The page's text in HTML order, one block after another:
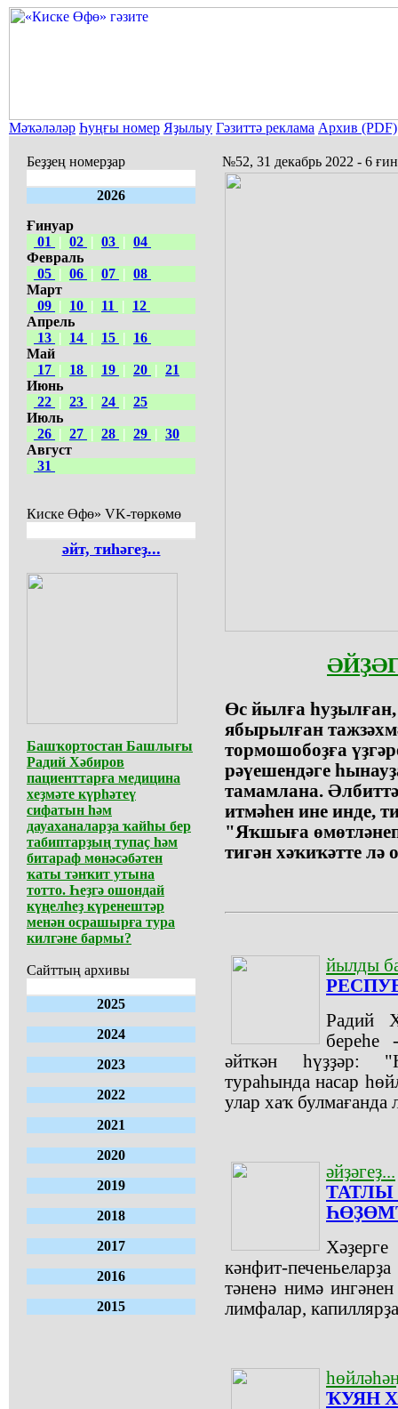
Мәҡәләләр Һуңғы номер Яҙылыу Гәзиттә реклама Архив (PDF)
Беҙҙең номерҙар
2026
Ғинуар
01
| 02 | 03 | 04
Февраль
05 | 06 | 07 | 08
Март
09 | 10 | 11 |
12
Апрель
13 | 14 | 15 |
16
Май
17 | 18 | 19 | 20 | 21
Июнь
22 | 23 | 24 | 25
Июль
26 | 27 | 28 | 29 | 30
Август
31
Киске Өфө» VK-төркөмө
әйт, тиһәгеҙ...
Башҡортостан Башлығы
Радий Хәбиров
пациенттарға медицина
хеҙмәте күрһәтеү
сифатын һәм
дауаханаларҙа ҡайһы бер
табиптарҙың тупаҫ һәм
битараф мөнәсәбәтен
ҡаты тәнҡит утына
тотто. Һеҙгә ошондай
күңелһеҙ күренештәр
менән осрашырға тура
килгәне бармы?
Сайттың архивы
2025
2024
2023
2022
2021
2020
2019
2018
2017
2016
2015
№52, 31 декабрь 2022 - 6
Өс йылға һуҙылған,
ябырылған
тормошобоҙға
рәүешендәге
тамамлана.
итмәһен ине инде,
"Яҡшыға
тигән хәҡиҡәтте лә
йылды
Радий
береһе
әйткән һүҙҙәр:
тураһында насар
улар хаҡ булмағанда
әйҙәгеҙ...
ТАТЛЫ
Хәҙерге
кәнфит-
тәненә нимә
лимфалар,
ҠУЯН